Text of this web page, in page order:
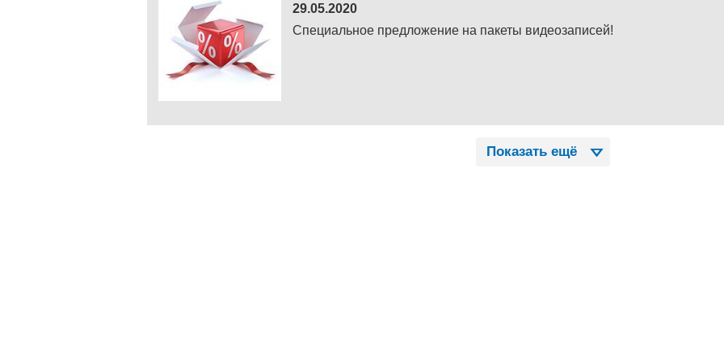
29.05.2020
Специальное предложение на пакеты видеозаписей!
Показать ещё